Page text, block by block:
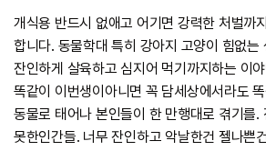
개식용 반드시 없애고 어기면 강력한 처벌까
합니다. 동물학대 특히 강아지 고양이 힘없는
잔인하게 살육하고 심지어 먹기까지하는 이
똑같이 이번생이아니면 꼭 담세상에서라도
동물로 태어나 본인들이 한 만행대로 겪기를.
못한인간들. 너무 잔인하고 악날한건 젤나쁜